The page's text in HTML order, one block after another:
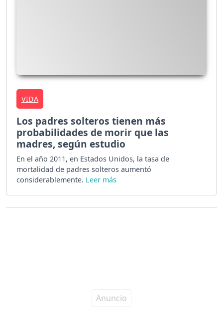
VIDA
Los padres solteros tienen más
probabilidades de morir que las
madres, según estudio
En el año 2011, en Estados Unidos, la tasa de
mortalidad de padres solteros aumentó
considerablemente.